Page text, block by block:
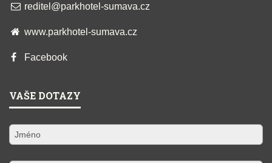
reditel@parkhotel-sumava.cz
www.parkhotel-sumava.cz
Facebook
VAŠE DOTAZY